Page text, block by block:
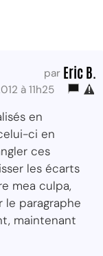
par Eric B.
à 11h25
en
ci en
ces
les écarts
mea culpa,
paragraphe
maintenant